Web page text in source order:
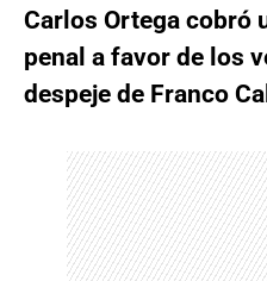
Carlos Ortega cobró
penal a favor de los
despeje de Franco